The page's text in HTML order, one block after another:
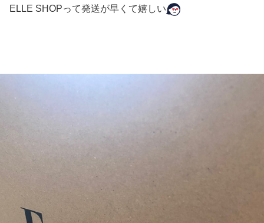
ELLE SHOPって発送が早くて嬉しい